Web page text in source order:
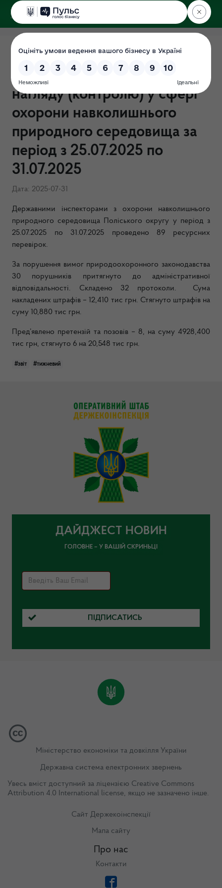
ДЕРЖЕКОІНСПЕКЦІЯ
Поліського округу
ЗВІТ щодо результатів
здійснення державного
нагляду (контролю) у сфері
охорони навколишнього
природного середовища за
період з 25.07.2025 по
31.07.2025
Дата: 2025-07-31
Державними інспекторами з охорони навколишнього
природного середовища Поліського округу у період з
25.07.2025 по 31.07.2025 проведено 89 ресурсних
перевірок.
За порушення вимог природоохоронного законодавства
30 порушників притягнуто до адміністративної
відповідальності. Складено 32 протоколи.
Сума
накладених штрафів – 12,410 тис грн. Стягнуто штрафів на
суму 10,880 тис грн.
Пред’явлено претензій та позовів – 8, на суму 4928,400
тис грн, стягнуто 6 на 20,548 тис грн.
#звіт #тижневий
ДАЙДЖЕСТ НОВИН
ГОЛОВНЕ – У ВАШІЙ СКРИНЬЦІ
ПІДПИСАТИСЬ
Міністерство економіки та довкілля України
Державна система електронних звернень
Увесь вміст доступний за ліцензією Creative Commons
Attribution 4.0 International license, якщо не зазначено інше.
Сайт Держекоінспекції
Мапа сайту
Про нас
Контакти